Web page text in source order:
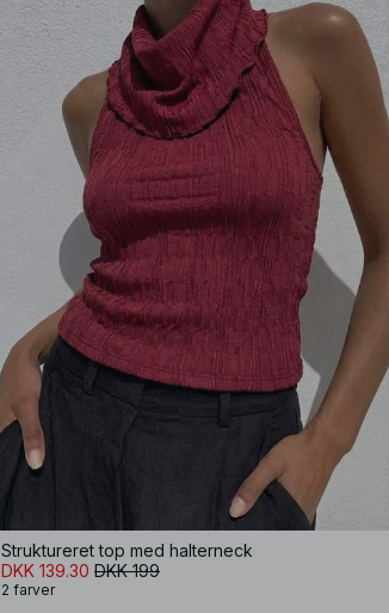
Struktureret top med halterneck
DKK 139.30 DKK 199
2 farver